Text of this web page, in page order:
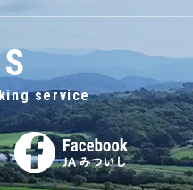
service